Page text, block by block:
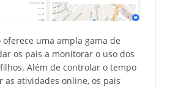
oferece uma ampla gama de
os pais a monitorar o uso dos
Além de controlar o tempo
as atividades online, os pais